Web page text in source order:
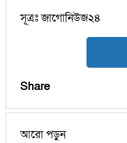
সূত্রঃ জাগোনিউজ২৪
Share
আরো পড়ুন